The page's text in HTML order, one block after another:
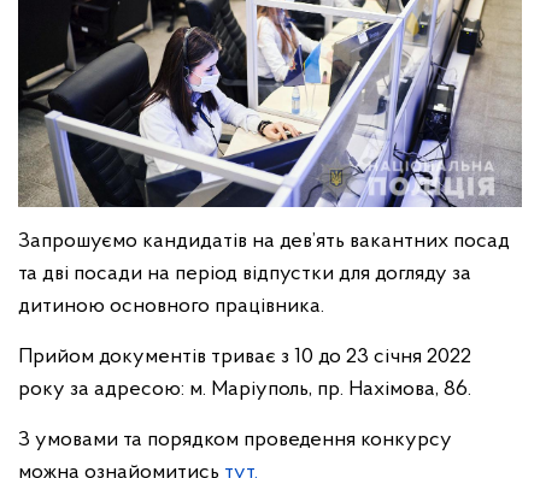
Запрошуємо кандидатів на дев’ять вакантних посад
та дві посади на період відпустки для догляду за
дитиною основного працівника.
Прийом документів триває з 10 до 23 січня 2022
року за адресою: м. Маріуполь, пр. Нахімова, 86.
З умовами та порядком проведення конкурсу
можна ознайомитись тут.